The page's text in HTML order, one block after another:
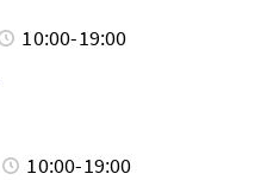
10:00-19:00
10:00-19:00